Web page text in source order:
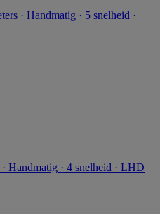
· Handmatig · 5 snelheid ·
Handmatig · 4 snelheid · LHD